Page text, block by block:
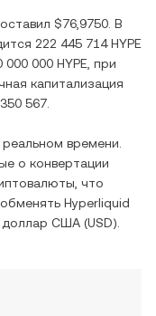
$76,9750 . В
222 445 714 HYPE
000 000 HYPE , при
капитализация
567
времени.
о конвертации
что
Hyperliquid
доллар США (USD).